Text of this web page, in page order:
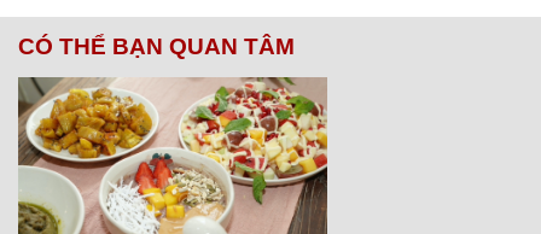
CÓ THỂ BẠN QUAN TÂM